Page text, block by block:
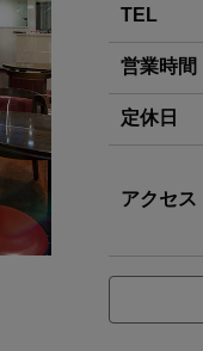
TEL
営業時間
定休日
アクセス